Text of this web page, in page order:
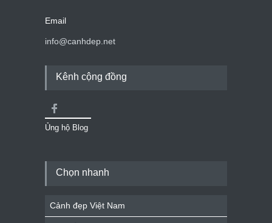
Email
info@canhdep.net
Kênh cộng đồng
Ủng hộ Blog
Chọn nhanh
Cảnh đẹp Việt Nam